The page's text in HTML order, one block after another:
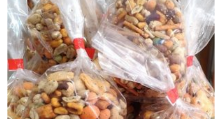
Προσθήκη
στη Λίστα
Επιθυμιών